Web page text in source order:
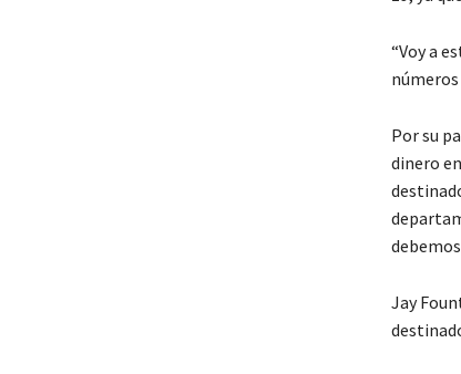
“Voy a
Por su
dinero
Jay